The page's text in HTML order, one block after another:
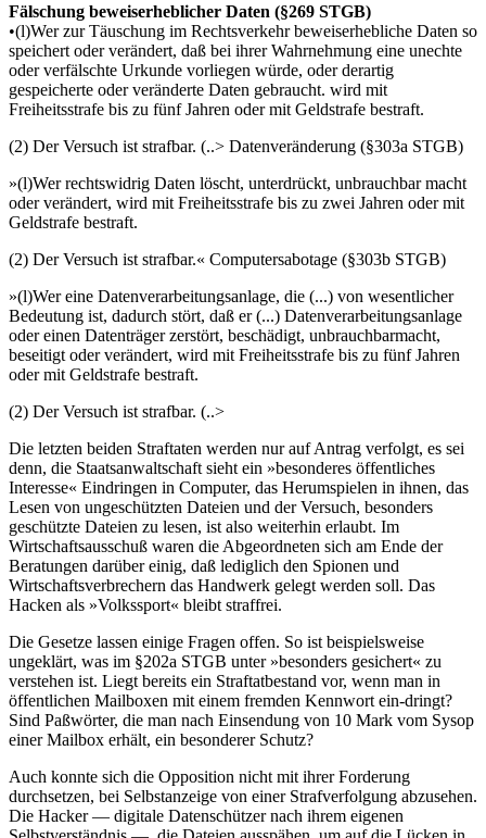
Fälschung beweiserheblicher Daten (§269 STGB)
•(l)Wer zur Täuschung im Rechtsverkehr beweiserhebliche Daten so
speichert oder verändert, daß bei ihrer Wahrnehmung eine unechte
oder verfälschte Urkunde vorliegen würde, oder derartig
gespeicherte oder veränderte Daten gebraucht. wird mit
Freiheitsstrafe bis zu fünf Jahren oder mit Geldstrafe bestraft.
(2) Der Versuch ist strafbar. (..> Datenveränderung (§303a STGB)
»(l)Wer rechtswidrig Daten löscht, unterdrückt, unbrauchbar macht
oder verändert, wird mit Freiheitsstrafe bis zu zwei Jahren oder mit
Geldstrafe bestraft.
(2) Der Versuch ist strafbar.« Computersabotage (§303b STGB)
»(l)Wer eine Datenverarbeitungsanlage, die (...) von wesentlicher
Bedeutung ist, dadurch stört, daß er (...) Datenverarbeitungsanlage
oder einen Datenträger zerstört, beschädigt, unbrauchbarmacht,
beseitigt oder verändert, wird mit Freiheitsstrafe bis zu fünf Jahren
oder mit Geldstrafe bestraft.
(2) Der Versuch ist strafbar. (..>
Die letzten beiden Straftaten werden nur auf Antrag verfolgt, es sei
denn, die Staatsanwaltschaft sieht ein »besonderes öffentliches
Interesse« Eindringen in Computer, das Herumspielen in ihnen, das
Lesen von ungeschützten Dateien und der Versuch, besonders
geschützte Dateien zu lesen, ist also weiterhin erlaubt. Im
Wirtschaftsausschuß waren die Abgeordneten sich am Ende der
Beratungen darüber einig, daß lediglich den Spionen und
Wirtschaftsverbrechern das Handwerk gelegt werden soll. Das
Hacken als »Volkssport« bleibt straffrei.
Die Gesetze lassen einige Fragen offen. So ist beispielsweise
ungeklärt, was im §202a STGB unter »besonders gesichert« zu
verstehen ist. Liegt bereits ein Straftatbestand vor, wenn man in
öffentlichen Mailboxen mit einem fremden Kennwort ein-dringt?
Sind Paßwörter, die man nach Einsendung von 10 Mark vom Sysop
einer Mailbox erhält, ein besonderer Schutz?
Auch konnte sich die Opposition nicht mit ihrer Forderung
durchsetzen, bei Selbstanzeige von einer Strafverfolgung abzusehen.
Die Hacker — digitale Datenschützer nach ihrem eigenen